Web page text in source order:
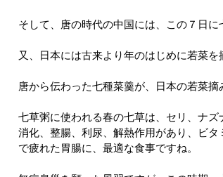
そして、唐の時代の中国には、この７日
又、日本には古来より年のはじめに若菜
唐から伝わった七種菜羹が、日本の若菜
七草粥に使われる春の七草は、セリ、ナズ
消化、整腸、利尿、解熱作用があり、ビ
で疲れた胃腸に、最適な食事ですね。